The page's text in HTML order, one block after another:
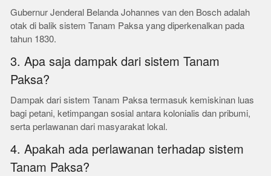
Gubernur Jenderal Belanda Johannes van den Bosch adalah
otak di balik sistem Tanam Paksa yang diperkenalkan pada
tahun 1830.
3. Apa saja dampak dari sistem Tanam
Paksa?
Dampak dari sistem Tanam Paksa termasuk kemiskinan luas
bagi petani, ketimpangan sosial antara kolonialis dan pribumi,
serta perlawanan dari masyarakat lokal.
4. Apakah ada perlawanan terhadap sistem
Tanam Paksa?